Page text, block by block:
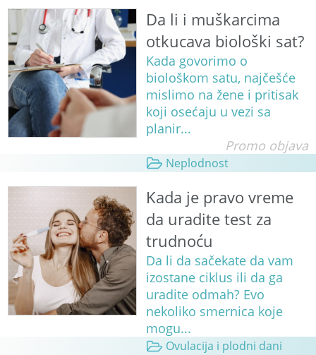
Da li i muškarcima
otkucava biološki sat?
Kada govorimo o
biološkom satu, najčešće
mislimo na žene i pritisak
koji osećaju u vezi sa
planir...
Promo objava
Neplodnost
Kada je pravo vreme
da uradite test za
trudnoću
Da li da sačekate da vam
izostane ciklus ili da ga
uradite odmah? Evo
nekoliko smernica koje
mogu...
Ovulacija i plodni dani